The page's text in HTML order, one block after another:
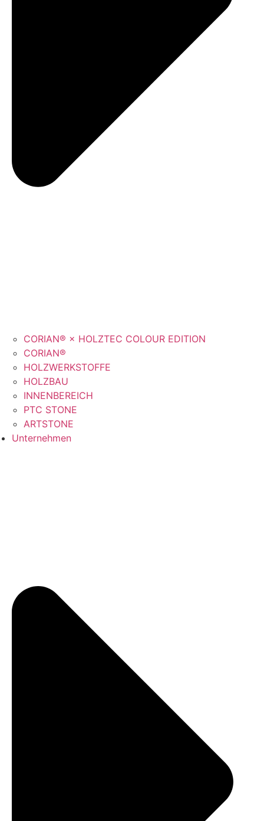
CORIAN® × HOLZTEC COLOUR EDITION
CORIAN®
HOLZWERKSTOFFE
HOLZBAU
INNENBEREICH
PTC STONE
ARTSTONE
Unternehmen